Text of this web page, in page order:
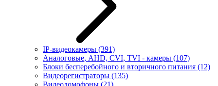
IP-видеокамеры (391)
Аналоговые, AHD, CVI, TVI - камеры (107)
Блоки бесперебойного и вторичного питания (12)
Видеорегистраторы (135)
Видеодомофоны (21)